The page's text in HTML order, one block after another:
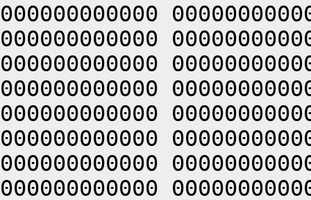
000000000000
000000000000
000000000000
000000000000
000000000000
000000000000
000000000000
000000000000